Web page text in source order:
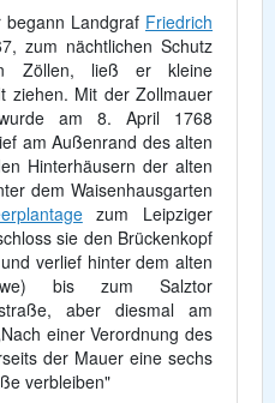
Landgraf Friedrich
zum nächtlichen Schutz
Zöllen, ließ er kleine
ziehen. Mit der Zollmauer
am 8. April 1768
am Außenrand des alten
Hinterhäusern der alten
dem Waisenhausgarten
zum Leipziger
sie den Brückenkopf
und verlief hinter dem alten
bis zum Salztor
aber diesmal am
einer Verordnung des
der Mauer eine sechs
verbleiben"